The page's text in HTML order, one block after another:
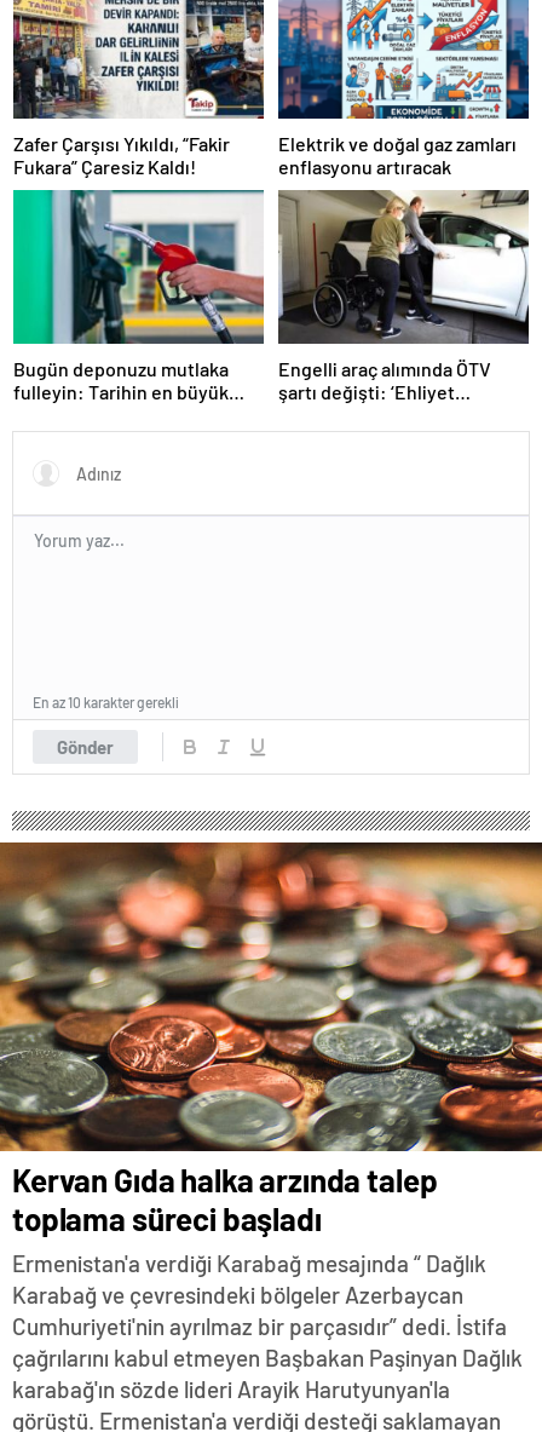
Zafer Çarşısı Yıkıldı, “Fakir
Fukara” Çaresiz Kaldı!
Elektrik ve doğal gaz zamları
enflasyonu artıracak
Bugün deponuzu mutlaka
fulleyin: Tarihin en büyük
Engelli araç alımında ÖTV
şartı değişti: ‘Ehliyet
alındı
Gönder
En az 10 karakter gerekli
Kervan Gıda halka arzında talep
toplama süreci başladı
Ermenistan'a verdiği Karabağ mesajında “ Dağlık
Karabağ ve çevresindeki bölgeler Azerbaycan
Cumhuriyeti'nin ayrılmaz bir parçasıdır” dedi. İstifa
çağrılarını kabul etmeyen Başbakan Paşinyan Dağlık
karabağ'ın sözde lideri Arayik Harutyunyan'la
görüştü. Ermenistan'a verdiği desteği saklamayan